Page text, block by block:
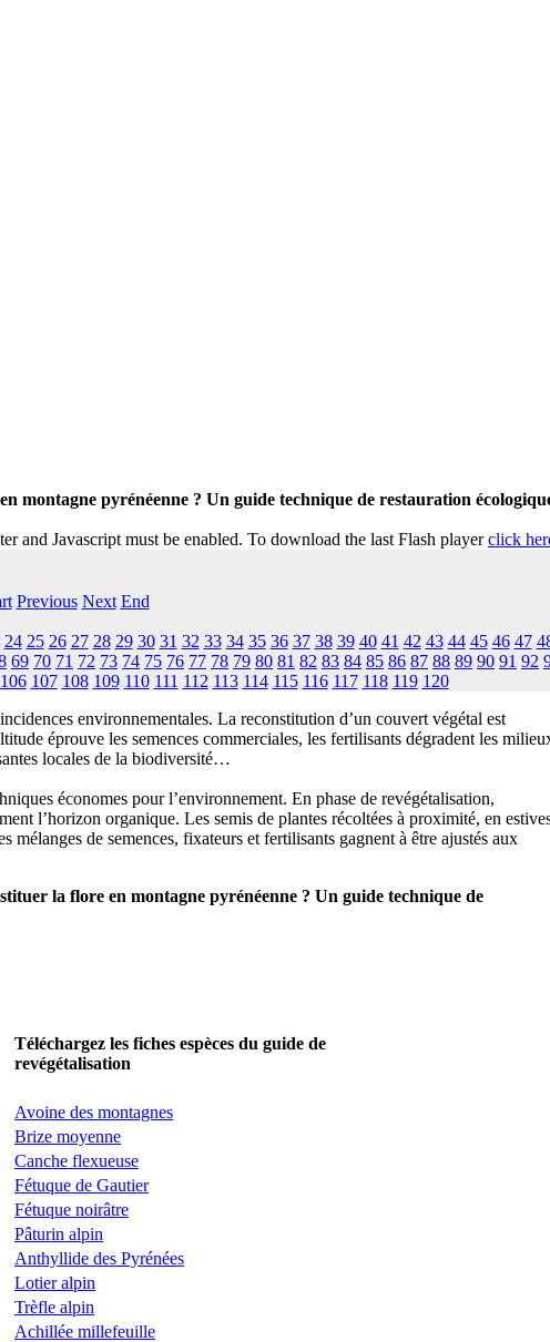
montagne pyrénéenne ? Un guide technique de restauration
and Javascript must be enabled. To download the last Flash playerclick
Previous Next End
24 25 26 27 28 29 30 31 32 33 34 35 36 37 38 39 40 41 42 43 44 45 46 47
69 70 71 72 73 74 75 76 77 78 79 80 81 82 83 84 85 86 87 88 89 90 91 92
106 107 108 109 110 111 112 113 114 115 116 117 118 119 120
environnementales. La reconstitution d’un couvert végétal est
éprouve les semences commerciales, les fertilisants dégradent les
locales de la biodiversité…
économes pour l’environnement. En phase de revégétalisation,
l’horizon organique. Les semis de plantes récoltées à proximité, en
mélanges de semences, fixateurs et fertilisants gagnent à être ajustés aux
la flore en montagne pyrénéenne ? Un guide technique de
Téléchargez les fiches espèces du guide de
revégétalisation
Avoine des montagnes
Brize moyenne
Canche flexueuse
Fétuque de Gautier
Fétuque noirâtre
Pâturin alpin
Anthyllide des Pyrénées
Lotier alpin
Trèfle alpin
Achillée millefeuille